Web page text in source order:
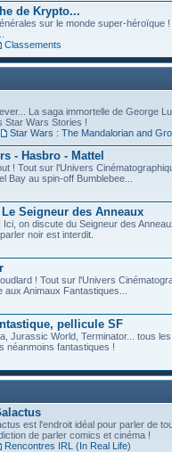
de Krypto...
sur le monde super-héroïque
Classements
La saga immortelle de George
Star Wars Stories !
Star Wars : The Mandalorian and
- Hasbro - Mattel
! Tout sur l'Univers
Bay au spin-off Bumblebee...
Seigneur des Anneaux
Ici, on discute du Seigneur des
noir est interdit.
! Tout sur l'Univers
aux Animaux Fantastiques...
pellicule SF
Jurassic World, Terminator... tous
néanmoins fantastiques !
est l'endroit idéal pour parler de
de parler comics et cinéma !
Rencontres IRL (In Real Life)